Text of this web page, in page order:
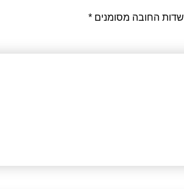
שדות החובה מסומנים *